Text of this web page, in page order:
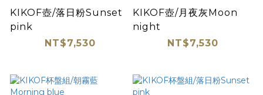
KIKOF壺/落日粉Sunset
pink
NT$7,530
KIKOF壺/月夜灰Moon
night
NT$7,530